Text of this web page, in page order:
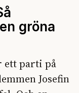
gröna
ett parti på
Josefin